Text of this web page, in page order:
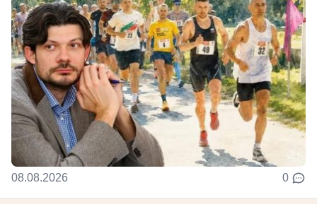
08.08.2026 0